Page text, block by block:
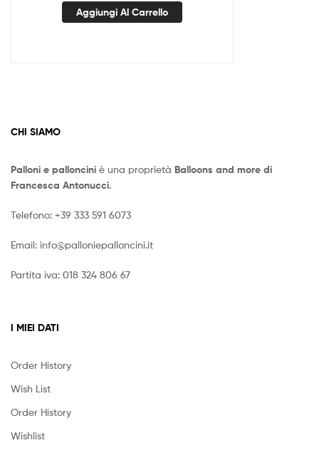
Aggiungi Al Carrello
CHI SIAMO
Palloni e palloncini è una proprietà Balloons and more di
Francesca Antonucci.
Telefono: +39 333 591 6073
Email: info@palloniepalloncini.it
Partita iva: 018 324 806 67
I MIEI DATI
Order History
Wish List
Order History
Wishlist